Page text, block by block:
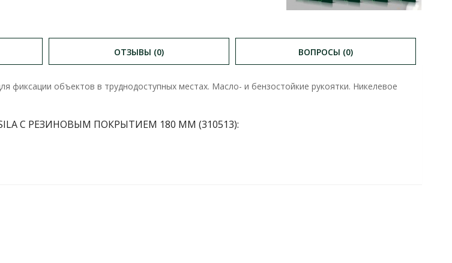
ОТЗЫВЫ (0) ВОПРОСЫ (0)
фиксации объектов в труднодоступных местах. Масло- и бензостойкие рукоятки. Никелевое
С РЕЗИНОВЫМ ПОКРЫТИЕМ 180 ММ (310513):